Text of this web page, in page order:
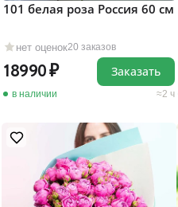
нет оценок20 заказов
101 белая роза Россия 60 см
18990
в наличии 2 ч
Заказать